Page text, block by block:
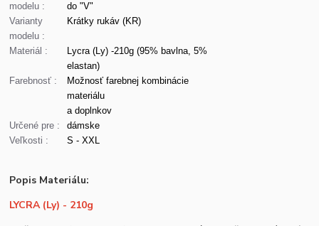
modelu :
do "V"
Varianty
modelu :
Krátky rukáv (KR)
Materiál :
Lycra (Ly) -210g (95% bavlna, 5%
elastan)
Farebnosť :
Možnosť farebnej kombinácie
materiálu
a doplnkov
Určené pre :
dámske
Veľkosti :
S - XXL
Popis Materiálu:
LYCRA (Ly) - 210g